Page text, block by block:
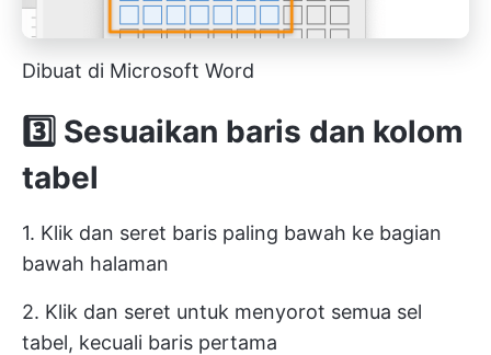
Dibuat di Microsoft Word
3️⃣ Sesuaikan baris dan kolom
tabel
1. Klik dan seret baris paling bawah ke bagian
bawah halaman
2. Klik dan seret untuk menyorot semua sel
tabel, kecuali baris pertama